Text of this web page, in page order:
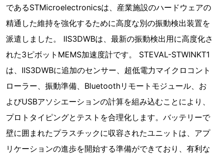
であるSTMicroelectronicsは、産業施設のハードウェアの
精通した維持を強化するために高度な別の振動検出装置を
派遣しました。 IIS3DWBは、最新の振動検出用に高度化さ
れた3ピボットMEMS加速度計です。 STEVAL-STWINKT1
は、IIS3DWBに追加のセンサー、超低電力マイクロコント
ローラー、振動準備、Bluetoothリモートモジュール、お
よびUSBアソシエーションの計算を組み込むことにより、
プロトタイピングとテストを合理化します。バッテリーで
壁に囲まれたプラスチックに収容されたユニットは、アプ
リケーションの進歩を開始する準備ができており、有利な